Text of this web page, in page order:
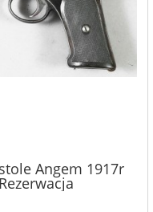
Angem 1917r
Rezerwacja